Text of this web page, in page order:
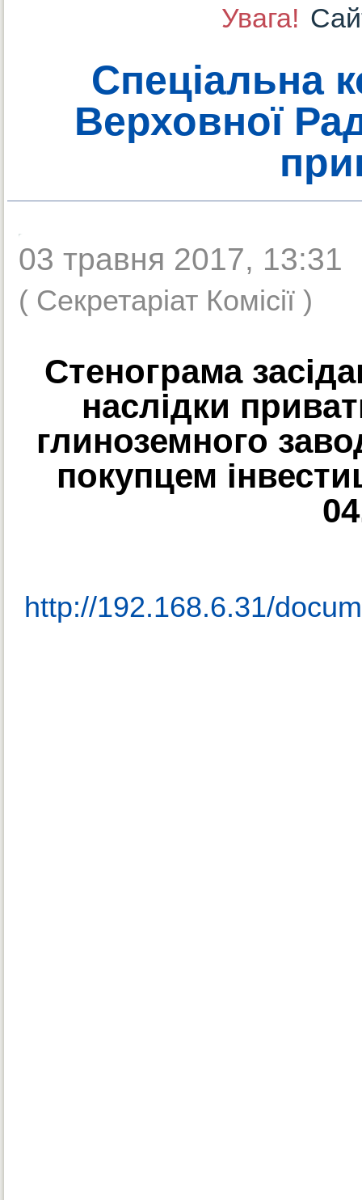
Увага!
Спеціальна
Верховної
03 травня 2017, 13:31
( Секретаріат Комісії )
Стенограма
наслідки
глиноземного
покупцем
http://192.168.6.31/